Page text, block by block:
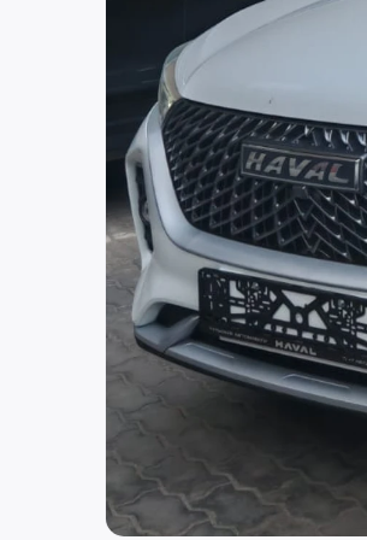
8 (800) 250-25-31 (вн. 520)
mail@pr-liz.ru
ООО "ПР-Лизинг"
8 (800) 250-25-31 (вн. 153)mail@pr-liz.ru
ООО "ПР-Лизинг"
Брянскул. Дуки, д. 69 БЦ Бизнес
8 (800) 250-25-31 (вн. 320)mail@pr-liz.ru
ООО "ПР-Лизинг"
Барнаултракт Павловский, д. 295
8 (800) 250-25-31 (вн. 220)mail@pr-liz.ru
ООО "ПР-Лизинг"
Кемерово
8 (800) 250-25-31 (вн. 129)mail@pr-liz.ru
ООО "ПР-Лизинг"
8 (800) 250-25-31 (вн. 240)
ООО "ПР-Лизинг"
Иркутск